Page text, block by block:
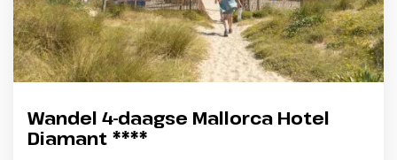
Wandel 4-daagse Mallorca Hotel
Diamant ****